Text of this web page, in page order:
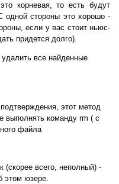
корневая, то есть будут
стороны это хорошо -
если у вас стоит ньюс-
придется долго).
все найденные
этот метод
выполнять команду rm ( с
файла
(скорее всего, неполный) -
этом юзере.